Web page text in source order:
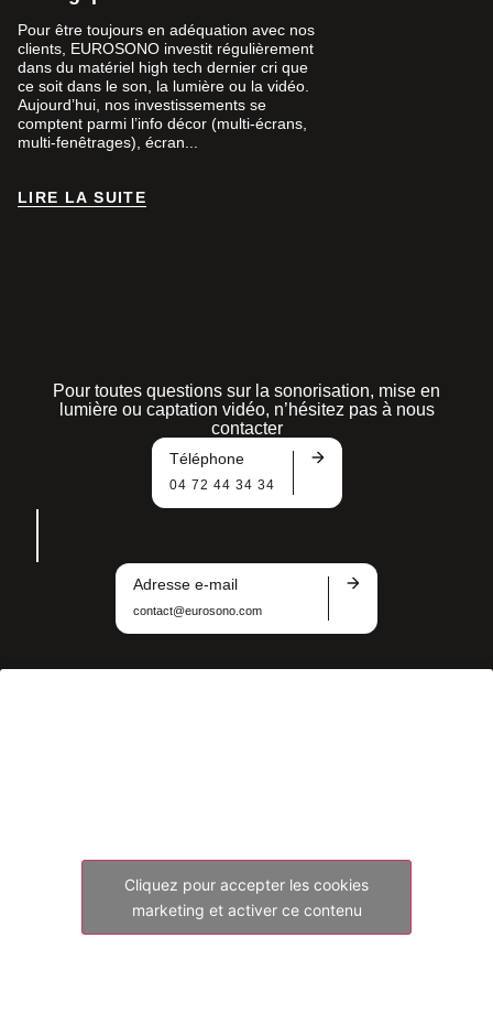
Pour être toujours en adéquation avec nos
clients, EUROSONO investit régulièrement
dans du matériel high tech dernier cri que
ce soit dans le son, la lumière ou la vidéo.
Aujourd’hui, nos investissements se
comptent parmi l’info décor (multi-écrans,
multi-fenêtrages), écran...
LIRE LA SUITE
Pour toutes questions sur la sonorisation, mise en
lumière ou captation vidéo, n’hésitez pas à nous
contacter
Téléphone
04 72 44 34 34
Adresse e-mail
contact@eurosono.com
Cliquez pour accepter les cookies
marketing et activer ce contenu